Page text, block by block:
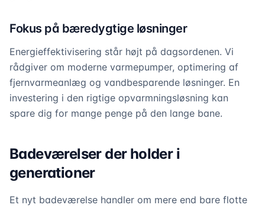
Fokus på bæredygtige løsninger
Energieffektivisering står højt på dagsordenen. Vi
rådgiver om moderne varmepumper, optimering af
fjernvarmeanlæg og vandbesparende løsninger. En
investering i den rigtige opvarmningsløsning kan
spare dig for mange penge på den lange bane.
Badeværelser der holder i
generationer
Et nyt badeværelse handler om mere end bare flotte